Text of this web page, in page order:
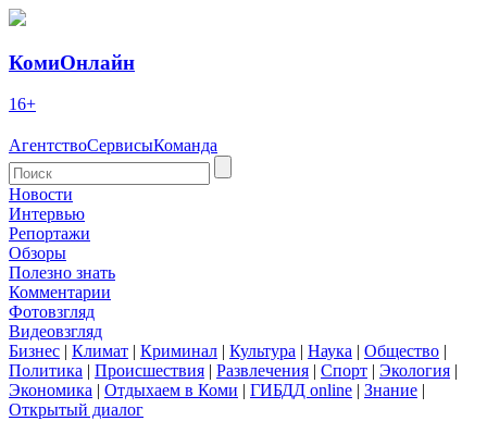
КомиОнлайн
16+
АгентствоСервисыКоманда
Новости
Интервью
Репортажи
Обзоры
Полезно знать
Комментарии
Фотовзгляд
Видеовзгляд
Бизнес | Климат | Криминал | Культура | Наука | Общество |
Политика | Происшествия | Развлечения | Спорт | Экология |
Экономика | Отдыхаем в Коми | ГИБДД online | Знание |
Открытый диалог